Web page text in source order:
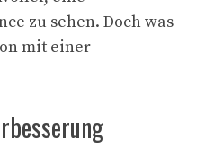
zu sehen. Doch was
mit einer